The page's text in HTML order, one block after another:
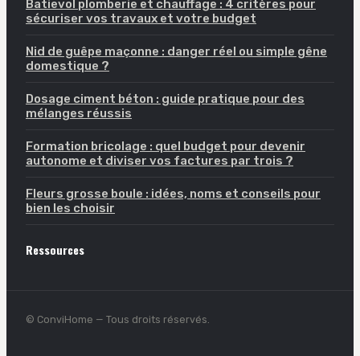
Batievol plomberie et chauffage : 4 critères pour
sécuriser vos travaux et votre budget
Nid de guêpe maçonne : danger réel ou simple gêne
domestique ?
Dosage ciment béton : guide pratique pour des
mélanges réussis
Formation bricolage : quel budget pour devenir
autonome et diviser vos factures par trois ?
Fleurs grosse boule : idées, noms et conseils pour
bien les choisir
Ressources
© ConviHome — Tous droits réservés.